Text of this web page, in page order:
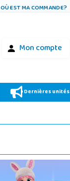
OÙ EST MA COMMANDE?
Mon compte
Dernières unités